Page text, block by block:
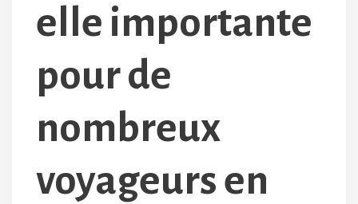
elle importante
pour de
nombreux
voyageurs en